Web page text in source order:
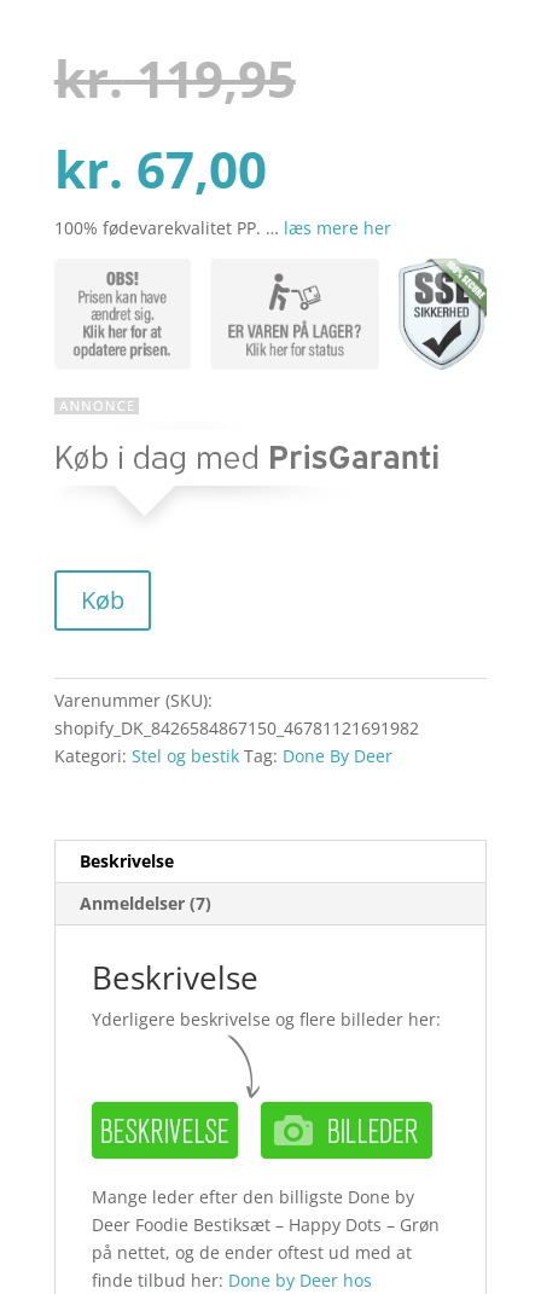
baseret på
kundebedø
mmelser
kr.119,95
pris
var:
kr.
kr. 67,00Den
aktuelle
pris
er:
100% fødevarekvalitet PP. … læs mere her
Køb
Varenummer (SKU):
shopify_DK_8426584867150_46781121691982
Kategori: Stel og bestik Tag: Done By Deer
Beskrivelse
Anmeldelser (7)
Beskrivelse
Yderligere beskrivelse og flere billeder her:
Mange leder efter den billigste Done by
Deer Foodie Bestiksæt – Happy Dots – Grøn
på nettet, og de ender oftest ud med at
finde tilbud her: Done by Deer hos